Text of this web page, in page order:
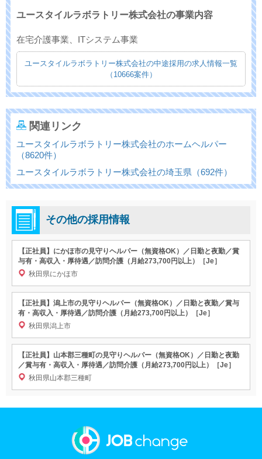
ユースタイルラボラトリー株式会社の事業内容
在宅介護事業、ITシステム事業
ユースタイルラボラトリー株式会社の中途採用の求人情報一覧
（10666案件）
関連リンク
ユースタイルラボラトリー株式会社のホームヘルパー
（8620件）
ユースタイルラボラトリー株式会社の埼玉県（692件）
その他の採用情報
【正社員】にかほ市の見守りヘルパー（無資格OK）／日勤と夜勤／賞
与有・高収入・厚待遇／訪問介護（月給273,700円以上）［Je］
秋田県にかほ市
【正社員】潟上市の見守りヘルパー（無資格OK）／日勤と夜勤／賞与
有・高収入・厚待遇／訪問介護（月給273,700円以上）［Je］
秋田県潟上市
【正社員】山本郡三種町の見守りヘルパー（無資格OK）／日勤と夜勤
／賞与有・高収入・厚待遇／訪問介護（月給273,700円以上）［Je］
秋田県山本郡三種町